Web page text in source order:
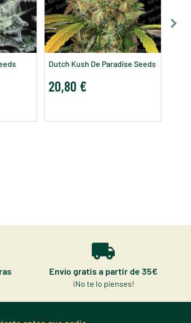
Dutch Kush De Paradise Seeds
20,80 €
Envío gratis a partir de 35€
¡No te lo pienses!